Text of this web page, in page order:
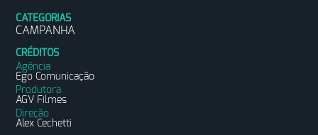
CATEGORIAS
CAMPANHA
CRÉDITOS
Agência
Ego Comunicação
Produtora
AGV Filmes
Direção
Alex Cechetti